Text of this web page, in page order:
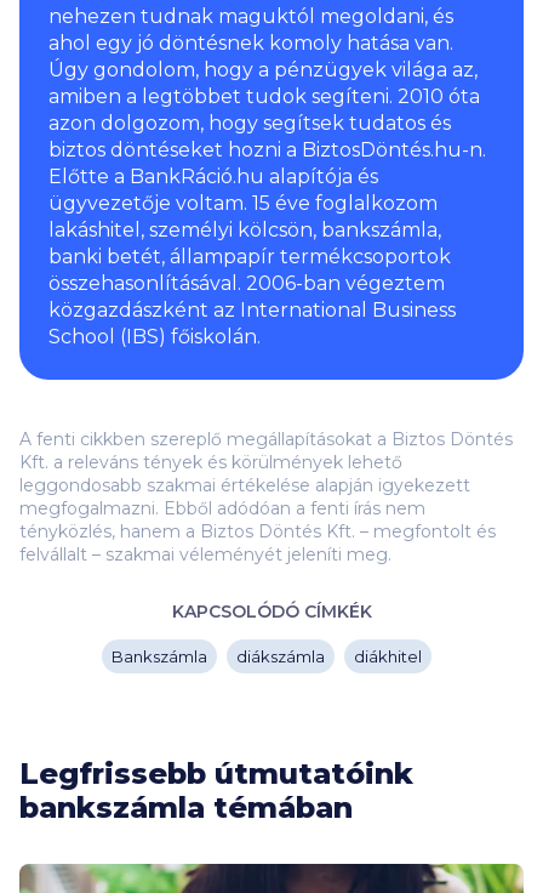
nehezen tudnak maguktól megoldani, és
ahol egy jó döntésnek komoly hatása van.
Úgy gondolom, hogy a pénzügyek világa az,
amiben a legtöbbet tudok segíteni. 2010 óta
azon dolgozom, hogy segítsek tudatos és
biztos döntéseket hozni a BiztosDöntés.hu-n.
Előtte a BankRáció.hu alapítója és
ügyvezetője voltam. 15 éve foglalkozom
lakáshitel, személyi kölcsön, bankszámla,
banki betét, állampapír termékcsoportok
összehasonlításával. 2006-ban végeztem
közgazdászként az International Business
School (IBS) főiskolán.
A fenti cikkben szereplő megállapításokat a Biztos Döntés
Kft. a releváns tények és körülmények lehető
leggondosabb szakmai értékelése alapján igyekezett
megfogalmazni. Ebből adódóan a fenti írás nem
tényközlés, hanem a Biztos Döntés Kft. – megfontolt és
felvállalt – szakmai véleményét jeleníti meg.
KAPCSOLÓDÓ CÍMKÉK
Bankszámla diákszámla diákhitel
Legfrissebb útmutatóink
bankszámla témában